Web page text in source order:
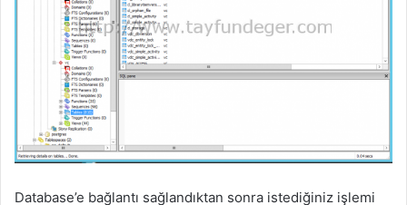
Database’e bağlantı sağlandıktan sonra istediğiniz işlemi